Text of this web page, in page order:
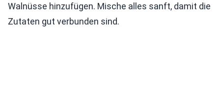
Walnüsse hinzufügen. Mische alles sanft, damit die
Zutaten gut verbunden sind.